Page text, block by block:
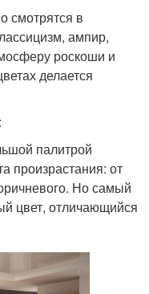
смотрятся в
ампир,
роскоши и
делается
палитрой
произрастания: от
Но самый
цвет, отличающийся